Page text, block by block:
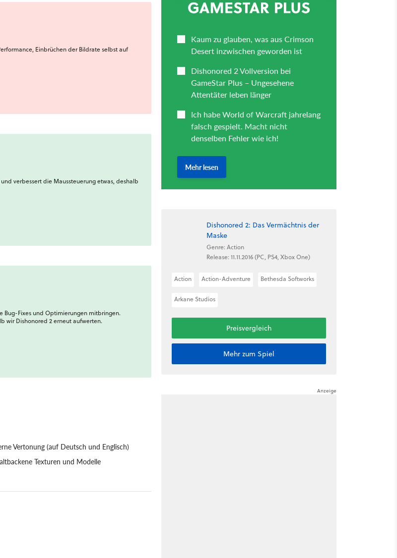
Einbrüchen der Bildrate selbst auf
verbessert die Maussteuerung etwas, deshalb
Bug-Fixes und Optimierungen mitbringen.
wir Dishonored 2 erneut aufwerten.
Vertonung (auf Deutsch und Englisch)
Texturen und Modelle
Dishonored 2: Das Vermächtnis der
Maske
Genre: Action
Release: 11.11.2016 (PC, PS4, Xbox One)
Action Action-Adventure Bethesda Softworks
Arkane Studios
Preisvergleich
Mehr zum Spiel